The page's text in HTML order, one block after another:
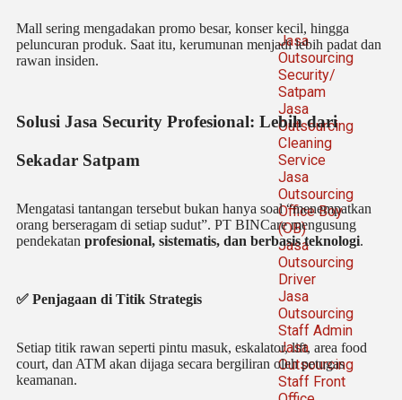
Jasa
Outsourcing
Security/
Satpam
Jasa
Outsourcing
Cleaning
Service
Jasa
Outsourcing
Office Boy
(OB)
Jasa
Outsourcing
Driver
Jasa
Outsourcing
Staff Admin
Jasa
Outsourcing
Staff Front
Mall sering mengadakan promo besar, konser kecil, hingga
peluncuran produk. Saat itu, kerumunan menjadi lebih padat dan
rawan insiden.
Solusi Jasa Security Profesional: Lebih dari
Sekadar Satpam
Mengatasi tantangan tersebut bukan hanya soal “menempatkan
orang berseragam di setiap sudut”. PT BINCare mengusung
pendekatan profesional, sistematis, dan berbasis teknologi.
✅ Penjagaan di Titik Strategis
Setiap titik rawan seperti pintu masuk, eskalator, lift, area food
court, dan ATM akan dijaga secara bergiliran oleh petugas
keamanan.